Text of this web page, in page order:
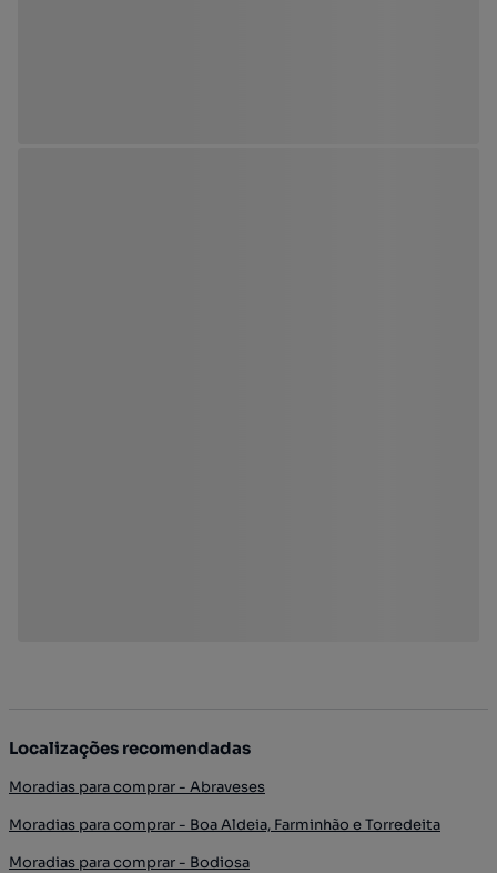
Localizações recomendadas
Moradias para comprar - Abraveses
Moradias para comprar - Boa Aldeia, Farminhão e Torredeita
Moradias para comprar - Bodiosa